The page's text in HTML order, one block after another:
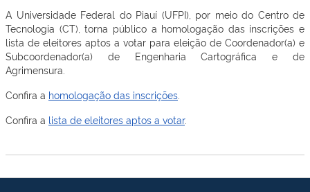
A Universidade Federal do Piauí (UFPI), por meio do Centro de
Tecnologia (CT), torna público a homologação das inscrições e
lista de eleitores aptos a votar para eleição de Coordenador(a) e
Subcoordenador(a) de Engenharia Cartográfica e de
Agrimensura.
Confira a homologação das inscrições
Confira a lista de eleitores aptos a votar.